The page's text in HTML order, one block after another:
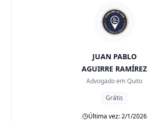
JUAN PABLO
AGUIRRE RAMÍREZ
Advogado emQuito
Grátis
Última vez: 2/1/2026